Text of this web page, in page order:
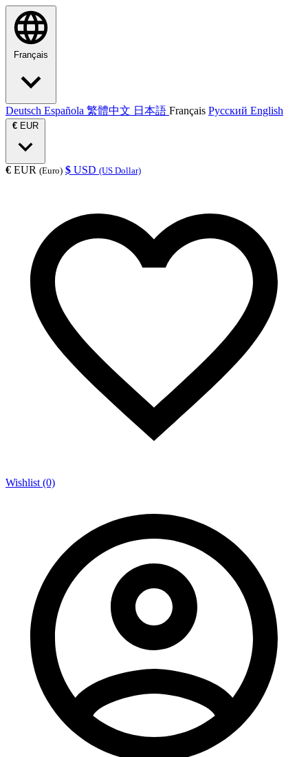
Français
Deutsch Española 繁體中文 日本語 Français Русский English
€ EUR
€ EUR (Euro) $ USD (US Dollar)
Wishlist (0)